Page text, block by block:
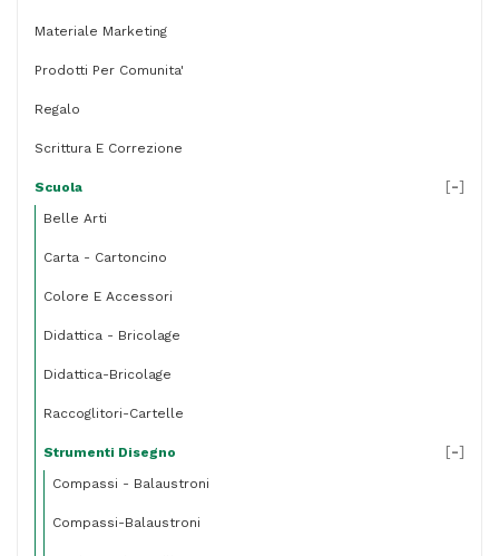
Materiale Marketing
Prodotti Per Comunita'
Regalo
Scrittura E Correzione
Scuola
Belle Arti
Carta - Cartoncino
Colore E Accessori
Didattica - Bricolage
Didattica-Bricolage
Raccoglitori-Cartelle
Strumenti Disegno
Compassi - Balaustroni
Compassi-Balaustroni
[-]
[-]